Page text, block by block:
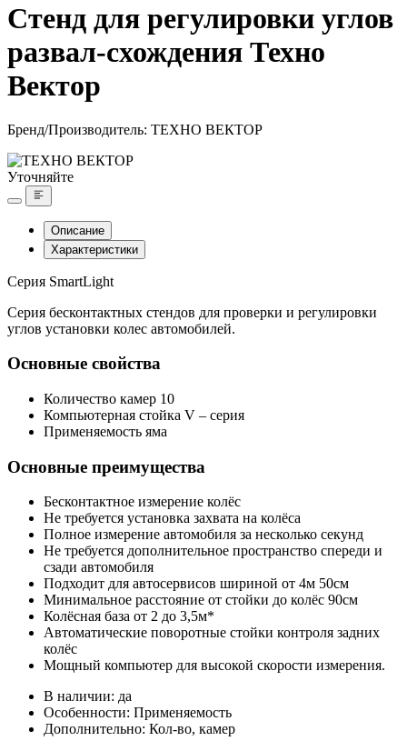
Стенд для регулировки углов
развал-схождения Техно
Вектор
Бренд/Производитель: ТЕХНО ВЕКТОР
Уточняйте
Описание
Характеристики
Серия SmartLight
Серия бесконтактных стендов для проверки и регулировки
углов установки колес автомобилей.
Основные свойства
Количество камер 10
Компьютерная стойка V – серия
Применяемость яма
Основные преимущества
Бесконтактное измерение колёс
Не требуется установка захвата на колёса
Полное измерение автомобиля за несколько секунд
Не требуется дополнительное пространство спереди и
сзади автомобиля
Подходит для автосервисов шириной от 4м 50см
Минимальное расстояние от стойки до колёс 90см
Колёсная база от 2 до 3,5м*
Автоматические поворотные стойки контроля задних
колёс
Мощный компьютер для высокой скорости измерения.
В наличии: да
Особенности: Применяемость
Дополнительно: Кол-во, камер